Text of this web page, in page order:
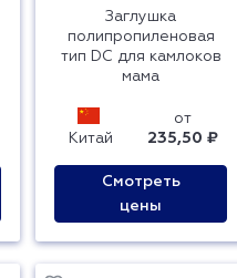
Заглушка
полипропиленовая
тип DC для камлоков
мама
Китай
от
235,50 ₽
Смотреть
цены